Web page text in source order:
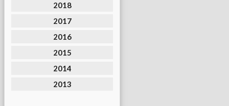
2018
2017
2016
2015
2014
2013